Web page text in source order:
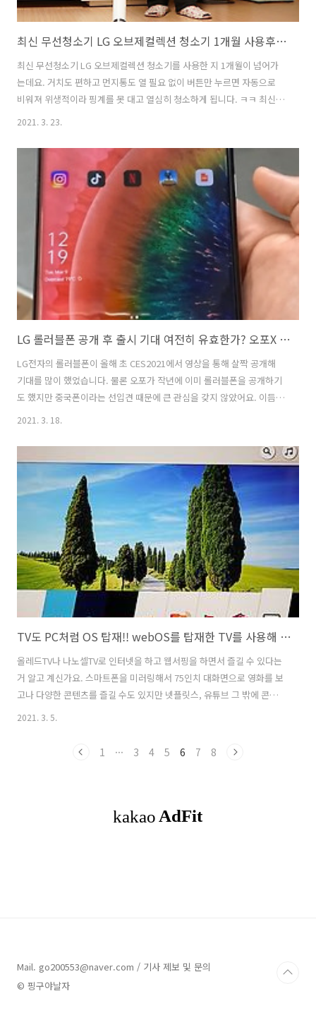
최신 무선청소기 LG 오브제컬렉션 청소기 1개월 사용후기!! 추천하고 싶은 5가지 이유와 아쉬웠던 점
최신 무선청소기 LG 오브제컬렉션 청소기를 사용한 지 1개월이 넘어가
는데요. 거치도 편하고 먼지통도 열 필요 없이 버튼만 누르면 자동으로
비워져 위생적이라 핑계를 못 대고 열심히 청소하게 됩니다. ㅋㅋ 최신
무선청소기 LG 오브제컬렉션 청소기를 1개월 정도 사용하면서 언 듯 보
있죠. 처음에는 아쉬운 게 있을 때 아부하느라 청소를 도와주곤 했는데
지금은 최신 무선청소기 LG 오브제컬렉션 청소기로 머리카락이나 먼지
는 물론 물걸레 청소도 동시에 하기 때문에 TV를 보면서 슬슬 하고 있어
요. 추천하고 싶은 LG 오브제컬렉션 청소기 특징과 아쉬움 최신 무선청
소기 LG 오브제컬렉션 청소기를 처음 받아 보면서 웬 박스가 2개나 되나
싶었는데요. ..
2021. 3. 23.
LG 롤러블폰 공개 후 출시 기대 여전히 유효한가? 오포X 스마트폰 롤러블 시연으로 김 빠져
LG전자의 롤러블폰이 올해 초 CES2021에서 영상을 통해 살짝 공개해
기대를 많이 했었습니다. 물론 오포가 작년에 이미 롤러블폰을 공개하기
도 했지만 중국폰이라는 선입견 때문에 큰 관심을 갖지 않았어요. 이듬헤
로 움직이고 있다는 소식들이 전해지면서 LG 롤러블폰에 대한 관심도 점
점 멀어졌습니다. 물론 현재 검토 단계이기 때문에 LG 롤러블폰이나 기
타 대안을 준비해 다시 한번 돌파구를 마련할 수도 있으니 좀 더 지켜봐
야 겠습니다. 롤러블폰 오포X 영상을 보면서 개인적으로는 LG전자 롤러
블폰보다 오포X의 롤러블 시연 영상이 먼저 공개되었지만 그래도 안심하
2021. 3. 18.
TV도 PC처럼 OS 탑재!! webOS를 탑재한 TV를 사용해 보니 장점도 단점도 있어
올레드TV나 나노셀TV로 인터넷을 하고 웹서핑을 하면서 즐길 수 있다는
거 알고 계신가요. 스마트폰을 미러링해서 75인치 대화면으로 영화를 보
고나 다양한 콘텐츠를 즐길 수도 있지만 넷플릿스, 유튜브 그 밖에 콘텐
츠를 TV로 바로 볼 수 있으니 여간 편한 게 아니랍니다. LG전자의 스마트
로도 TV보다 스마트폰을 많이 보는 세대들이 많아지면서 뭔가 대책이 있
OS를 탑재하여 더 많은 플랫폼 제공 webOS를 탑재된 나노셀TV를 사
2021. 3. 5.
1 ··· 3 4 5 6 7 8
Mail. go200553@naver.com / 기사 제보 및 문의
© 핑구야날자